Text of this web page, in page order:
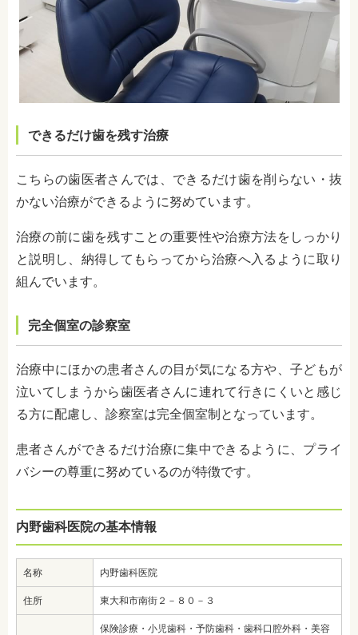
できるだけ歯を残す治療
こちらの歯医者さんでは、できるだけ歯を削らない・抜
かない治療ができるように努めています。
治療の前に歯を残すことの重要性や治療方法をしっかり
と説明し、納得してもらってから治療へ入るように取り
組んでいます。
完全個室の診察室
治療中にほかの患者さんの目が気になる方や、子どもが
泣いてしまうから歯医者さんに連れて行きにくいと感じ
る方に配慮し、診察室は完全個室制となっています。
患者さんができるだけ治療に集中できるように、プライ
バシーの尊重に努めているのが特徴です。
内野歯科医院の基本情報
名称 内野歯科医院
住所 東大和市南街２－８０－３
保険診療・小児歯科・予防歯科・歯科口腔外科・美容